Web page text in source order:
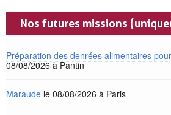
Nos futures missions
Préparation des denrées alimentaires
08/08/2026 à Pantin
Maraude le 08/08/2026 à Paris